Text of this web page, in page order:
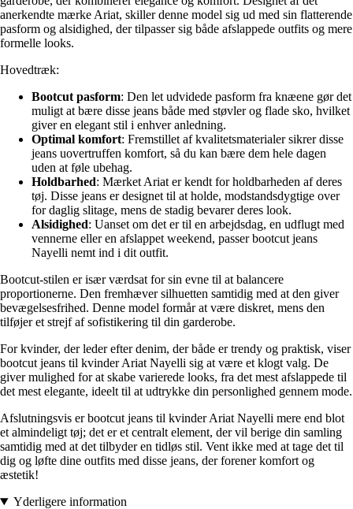
anerkendte mærke Ariat, skiller denne model sig ud med sin flatterende
pasform og alsidighed, der tilpasser sig både afslappede outfits og mere
formelle looks.
Hovedtræk:
Bootcut pasform: Den let udvidede pasform fra knæene gør det
muligt at bære disse jeans både med støvler og flade sko, hvilket
giver en elegant stil i enhver anledning.
Optimal komfort: Fremstillet af kvalitetsmaterialer sikrer disse
jeans uovertruffen komfort, så du kan bære dem hele dagen
uden at føle ubehag.
Holdbarhed: Mærket Ariat er kendt for holdbarheden af deres
tøj. Disse jeans er designet til at holde, modstandsdygtige over
for daglig slitage, mens de stadig bevarer deres look.
Alsidighed: Uanset om det er til en arbejdsdag, en udflugt med
vennerne eller en afslappet weekend, passer bootcut jeans
Nayelli nemt ind i dit outfit.
Bootcut-stilen er især værdsat for sin evne til at balancere
proportionerne. Den fremhæver silhuetten samtidig med at den giver
bevægelsesfrihed. Denne model formår at være diskret, mens den
tilføjer et strejf af sofistikering til din garderobe.
For kvinder, der leder efter denim, der både er trendy og praktisk, viser
bootcut jeans til kvinder Ariat Nayelli sig at være et klogt valg. De
giver mulighed for at skabe varierede looks, fra det mest afslappede til
det mest elegante, ideelt til at udtrykke din personlighed gennem mode.
Afslutningsvis er bootcut jeans til kvinder Ariat Nayelli mere end blot
et almindeligt tøj; det er et centralt element, der vil berige din samling
samtidig med at det tilbyder en tidløs stil. Vent ikke med at tage det til
dig og løfte dine outfits med disse jeans, der forener komfort og
æstetik!
Yderligere information